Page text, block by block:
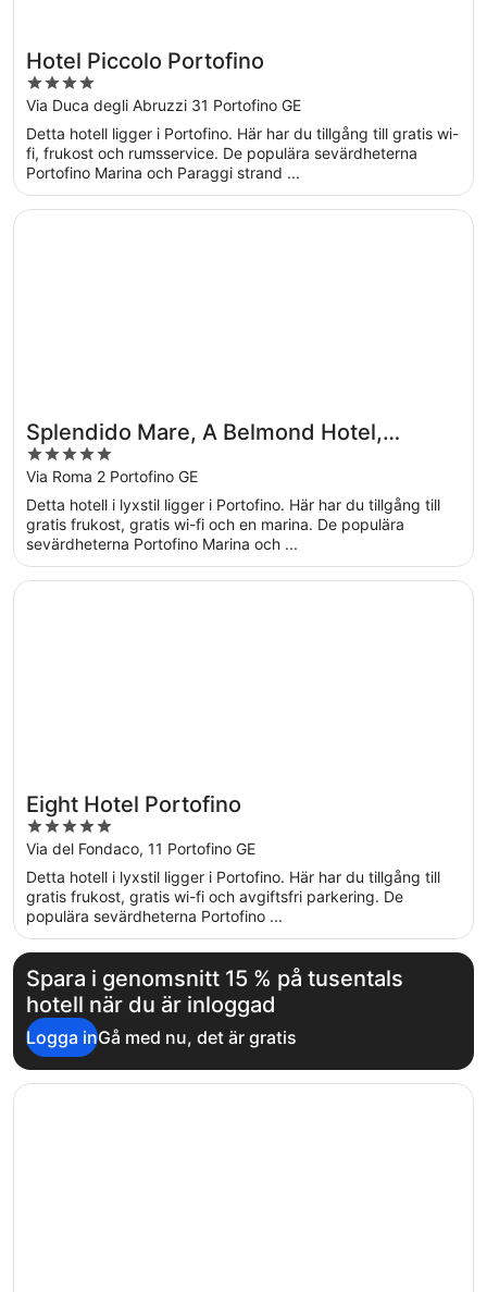
Hotel Piccolo Portofino
4
out
of
5
Via Duca degli Abruzzi 31 Portofino GE
Detta hotell ligger i Portofino. Här har du tillgång till gratis wi-
fi, frukost och rumsservice. De populära sevärdheterna
Portofino Marina och Paraggi strand ...
Splendido Mare, A Belmond Hotel,
Portofino
5
out
of
5
Via Roma 2 Portofino GE
Detta hotell i lyxstil ligger i Portofino. Här har du tillgång till
gratis frukost, gratis wi-fi och en marina. De populära
sevärdheterna Portofino Marina och ...
Öppnas i ett nytt fönster
Splendido Mare, A Belmond Hotel, Portofino
Eight Hotel Portofino
5
out
of
5
Via del Fondaco, 11 Portofino GE
Detta hotell i lyxstil ligger i Portofino. Här har du tillgång till
gratis frukost, gratis wi-fi och avgiftsfri parkering. De
populära sevärdheterna Portofino ...
Öppnas i ett nytt fönster
Eight Hotel Portofino
Spara i genomsnitt 15 % på tusentals
hotell när du är inloggad
Logga inGå med nu, det är gratis
Öppnas i ett nytt fönster
Hotel Nazionale Portofino